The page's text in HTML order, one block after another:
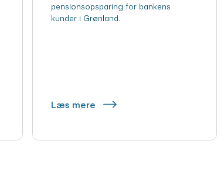
pensionsopsparing for bankens
kunder i Grønland.
Læs mere